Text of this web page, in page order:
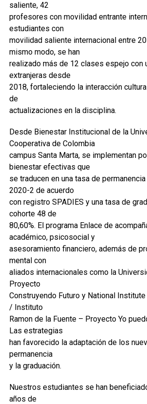
saliente, 42
profesores con movilidad entrante
estudiantes con
movilidad saliente internacional entre
mismo modo, se han
realizado más de 12 clases espejo con
extranjeras desde
2018, fortaleciendo la interacción
de
actualizaciones en la disciplina.
Desde Bienestar Institucional de la
Cooperativa de Colombia
campus Santa Marta, se implementan
bienestar efectivas que
se traducen en una tasa de
2020-2 de acuerdo
con registro SPADIES y una tasa de
cohorte 48 de
80,60%. El programa Enlace de
académico, psicosocial y
asesoramiento financiero, además de
mental con
aliados internacionales como la
Proyecto
Construyendo Futuro y National
/ Instituto
Ramon de la Fuente – Proyecto Yo
Las estrategias
han favorecido la adaptación de los
permanencia
y la graduación.
Nuestros estudiantes se han
años de